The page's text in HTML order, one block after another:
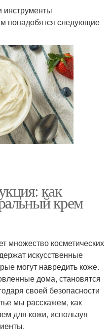
инструменты
понадобятся следующие
как
крем
множество косметических
искусственные
могут навредить коже.
дома, становятся
своей безопасности
мы расскажем, как
для кожи, используя